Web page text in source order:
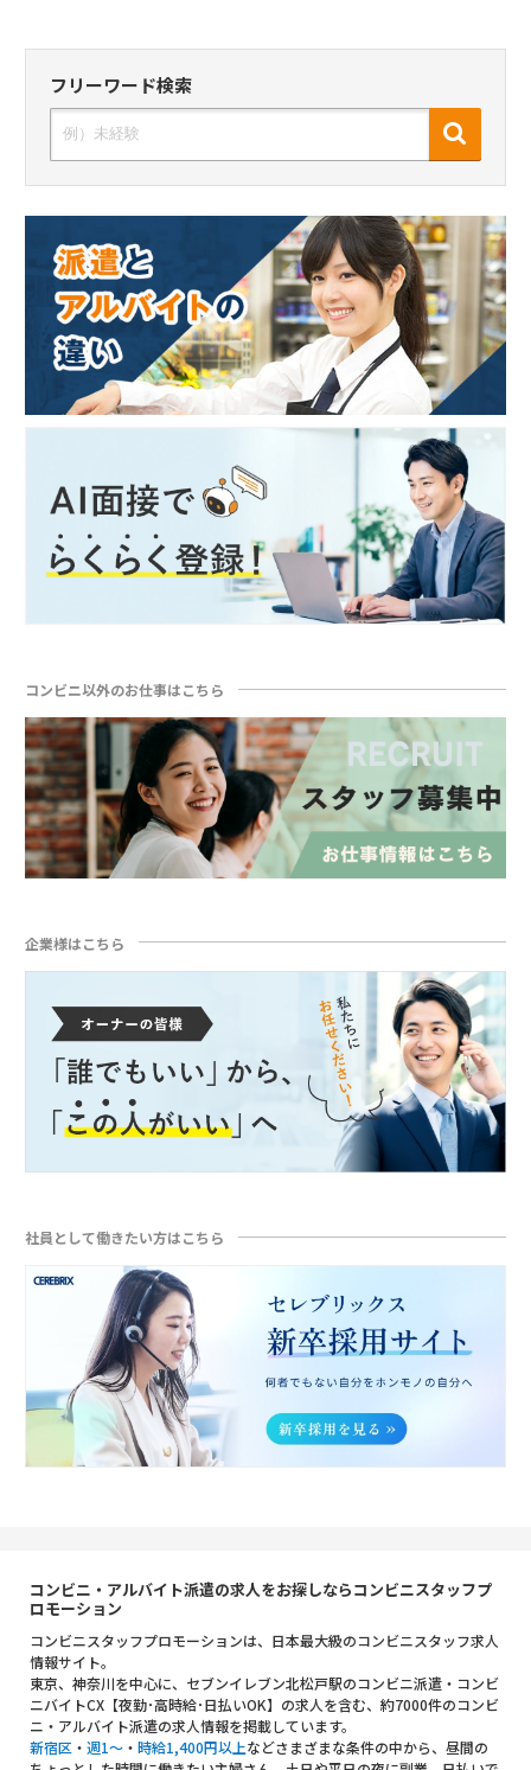
フリーワード検索
コンビニ以外のお仕事はこちら
企業様はこちら
社員として働きたい方はこちら
コンビニ・アルバイト派遣の求人をお探しならコンビニスタッフプ
ロモーション
コンビニスタッフプロモーションは、日本最大級のコンビニスタッフ求人
情報サイト。
東京、神奈川を中心に、セブンイレブン北松戸駅のコンビニ派遣・コンビ
ニバイトCX【夜勤･高時給･日払いOK】の求人を含む、約7000件のコンビ
ニ・アルバイト派遣の求人情報を掲載しています。
新宿区 ・ 週1～ ・ 時給1,400円以上などさまざまな条件の中から、昼間の